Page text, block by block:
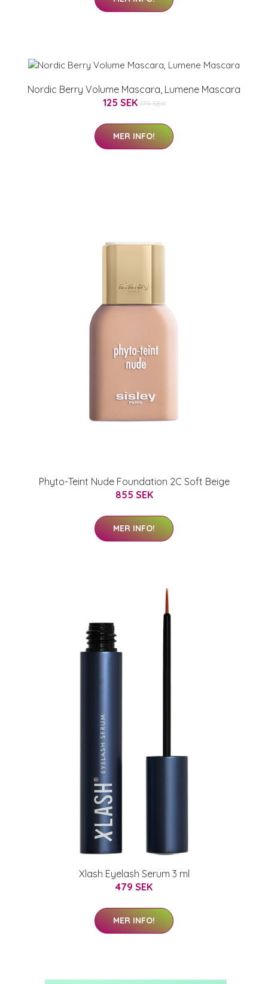
Nordic Berry Volume Mascara, Lumene Mascara
125 SEK 179 SEK
MER INFO!
Phyto-Teint Nude Foundation 2C Soft Beige
855 SEK
MER INFO!
Xlash Eyelash Serum 3 ml
479 SEK
MER INFO!